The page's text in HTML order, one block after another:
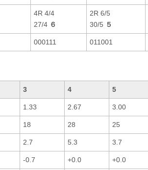
4R 4/4
27/4 ６
2R 6/5
30/5 ５
000111 011001
3 4 5
1.33 2.67 3.00
18 28 25
2.7 5.3 3.7
-0.7 +0.0 +0.0